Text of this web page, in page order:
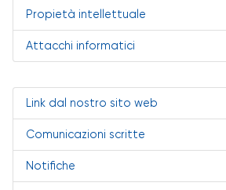
Propietà intellettuale
Attacchi informatici
Link dal nostro sito web
Comunicazioni scritte
Notifiche